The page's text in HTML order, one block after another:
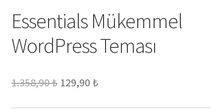
Essentials Mükemmel
WordPress Teması
1.358,90₺ Orijinal
129,90 ₺Şu